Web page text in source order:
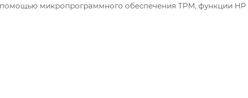
микропрограммного обеспечения TPM, функции HP